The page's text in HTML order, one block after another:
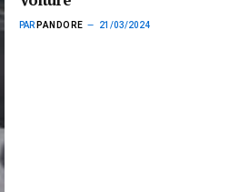
PAR PANDORE 21/03/2024